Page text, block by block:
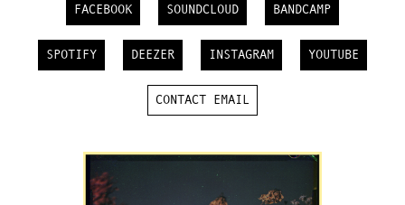
FACEBOOK SOUNDCLOUD BANDCAMP
SPOTIFY DEEZER INSTAGRAM YOUTUBE
CONTACT EMAIL